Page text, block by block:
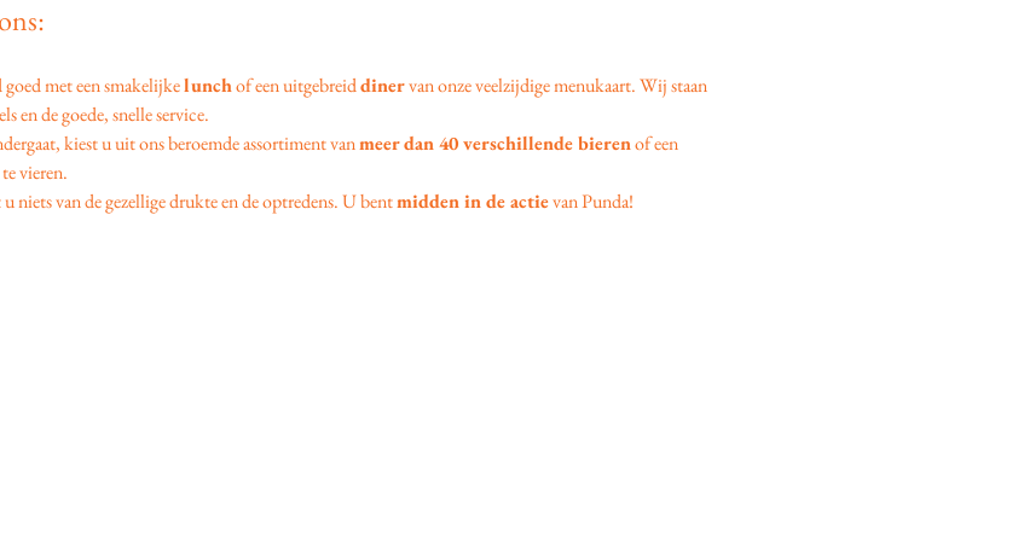
met een smakelijke lunch of een uitgebreid diner van onze veelzijdige menukaart. Wij staan
en de goede, snelle service.
kiest u uit ons beroemde assortiment van meer dan 40 verschillende bieren of een
vieren.
niets van de gezellige drukte en de optredens. U bent midden in de actie van Punda!